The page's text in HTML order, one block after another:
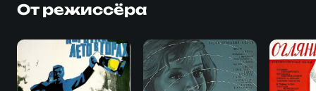
От режиссёра